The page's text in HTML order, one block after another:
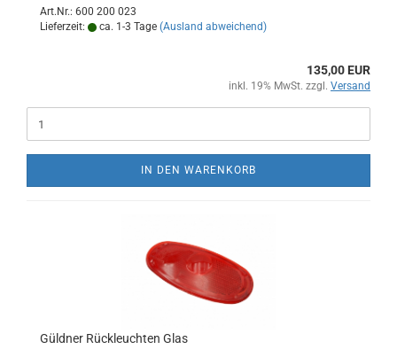
Art.Nr.: 600 200 023
Lieferzeit:
ca. 1-3 Tage (Ausland abweichend)
135,00 EUR
inkl. 19% MwSt. zzgl. Versand
IN DEN WARENKORB
Güldner Rückleuchten Glas